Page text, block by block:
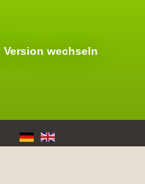
wechseln